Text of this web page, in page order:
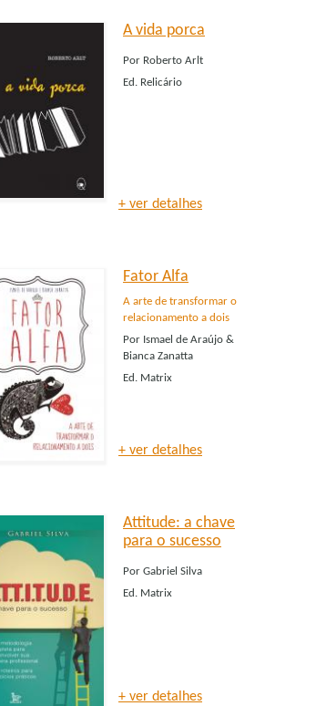
A vida porca
Por Roberto Arlt
Ed. Relicário
+ ver detalhes
Fator Alfa
A arte de transformar o
relacionamento a dois
Por Ismael de Araújo &
Bianca Zanatta
Ed. Matrix
+ ver detalhes
Attitude: a chave
para o sucesso
Por Gabriel Silva
Ed. Matrix
+ ver detalhes